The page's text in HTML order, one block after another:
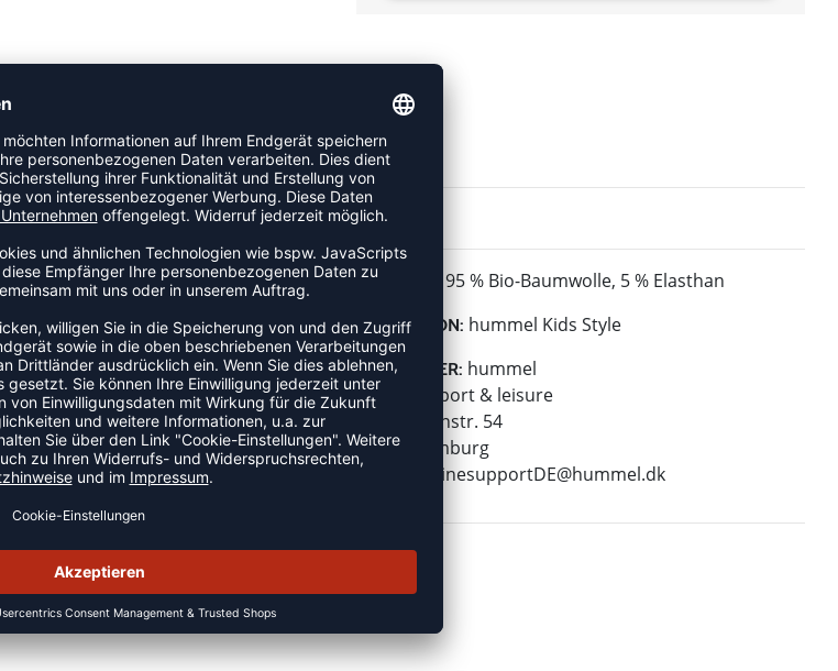
Dieses hummel® Kleid aus
über ein Smock-Detail an der
MATERIAL: 95 % Bio-Baumwolle, 5 % Elasthan
KOLLEKTION: hummel Kids Style
HERSTELLER: hummel
hummel sport & leisure
Leverkusenstr. 54
22761 Hamburg
E-Mail:
onlinesupportDE@hummel.dk